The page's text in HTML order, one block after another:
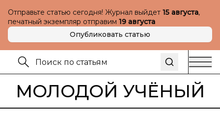
Отправьте статью сегодня! Журнал выйдет 15 августа,
печатный экземпляр отправим 19 августа
Опубликовать статью
МОЛОДОЙ УЧЁНЫЙ